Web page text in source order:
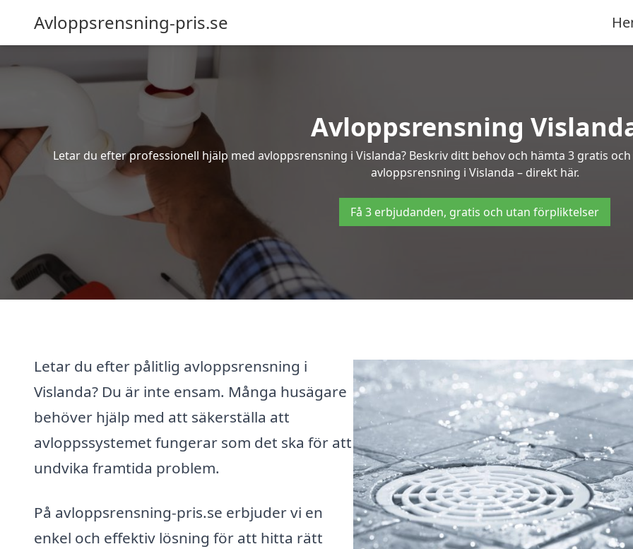
Avloppsrensning-pris.se
Avloppsrensning
Letar du efter professionell hjälp med avloppsrensning i Vislanda? Beskriv ditt behov och hämta 3 gratis
avloppsrensning i Vislanda – direkt här.
Få 3 erbjudanden, gratis och utan förpliktelser
Letar du efter pålitlig avloppsrensning i
Vislanda? Du är inte ensam. Många husägare
behöver hjälp med att säkerställa att
avloppssystemet fungerar som det ska för att
undvika framtida problem.
På avloppsrensning-pris.se erbjuder vi en
enkel och effektiv lösning för att hitta rätt